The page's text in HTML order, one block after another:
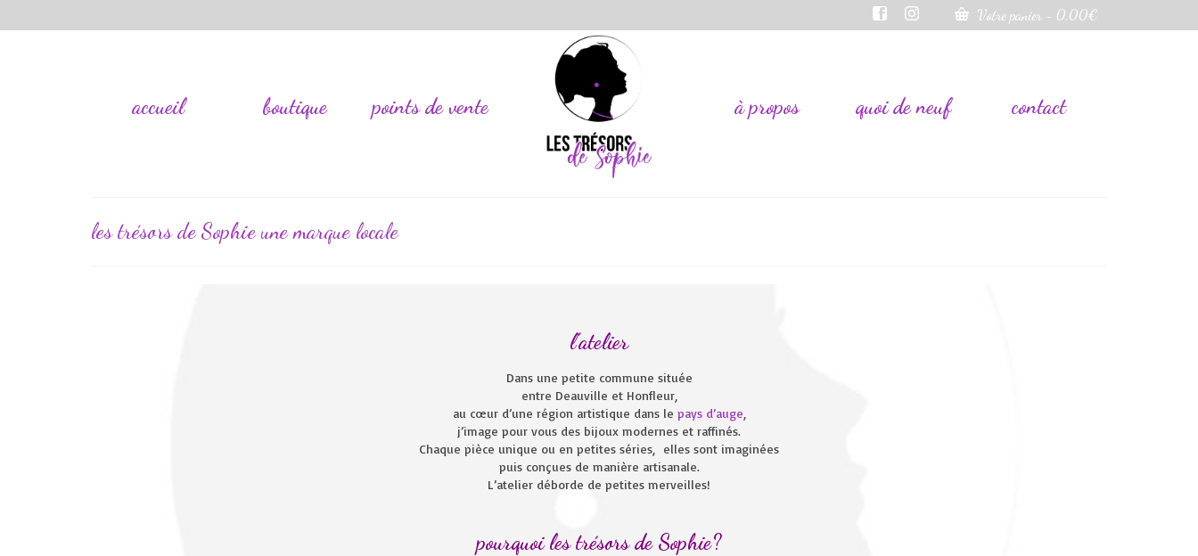
Votre panier - 0,00€
accueil boutique points de vente à propos quoi de neuf contact
les trésors de Sophie une marque locale
l’atelier
Dans une petite commune située
entre Deauville et Honfleur,
au cœur d’une région artistique dans le pays d’auge
j’image pour vous des bijoux modernes et raffinés.
Chaque pièce unique ou en petites séries, elles sont imaginées
puis conçues de manière artisanale.
L’atelier déborde de petites merveilles!
pourquoi les trésors de Sophie?